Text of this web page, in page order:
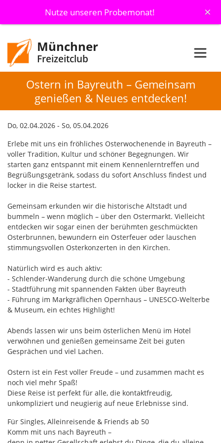
Nutze unseren Probemonat! ×
Münchner
Freizeitclub
Ostern in Bayreuth – Gemeinsam
genießen & Neues entdecken!
Do, 02.04.2026 - So, 05.04.2026
Erlebe mit uns ein fröhliches Osterwochenende in Bayreuth –
voller Tradition, Kultur und schöner Begegnungen. Wir
starten ganz entspannt mit einem Kennenlerntreffen und
Begrüßungsgetränk, sodass du sofort Anschluss findest und
locker in die Reise startest.
Gemeinsam erkunden wir die historische Altstadt und
bummeln – wenn möglich – über den Ostermarkt. Vielleicht
entdecken wir sogar einen der berühmten geschmückten
Osterbrunnen, bewundern ein Osterfeuer oder lauschen
stimmungsvollen Osterkonzerten in den Kirchen.
Natürlich wird es auch aktiv:
- Schlender-Wanderung durch die schöne Umgebung
- Stadtführung mit spannenden Fakten über Bayreuth
- Führung im Markgräflichen Opernhaus – UNESCO-Welterbe
& Museum, ein echtes Highlight!
Abends lassen wir uns beim österlichen Menü im Hotel
verwöhnen und genießen gemeinsame Zeit bei guten
Gesprächen und viel Lachen.
Ostern ist ein Fest voller Freude – und zusammen macht es
noch viel mehr Spaß!
Diese Reise ist perfekt für alle, die kontaktfreudig,
unkompliziert und neugierig auf neue Erlebnisse sind.
Für Singles, Alleinreisende & Friends ab 50
Komm mit uns nach Bayreuth –